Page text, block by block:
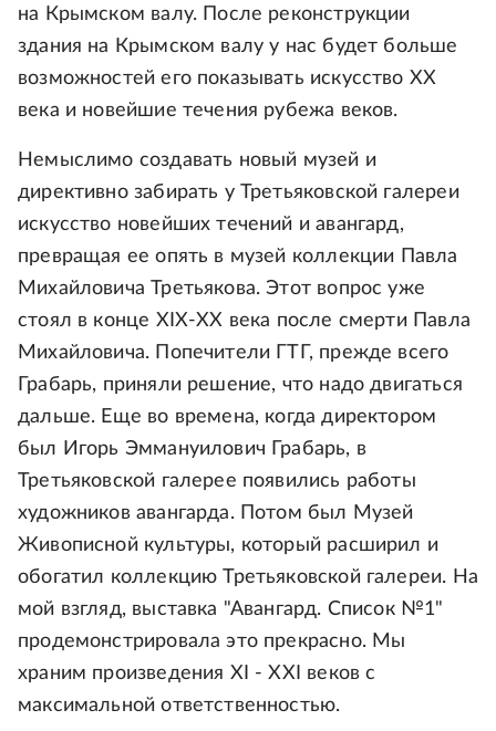
на Крымском валу. После реконструкции
здания на Крымском валу у нас будет больше
возможностей его показывать искусство ХХ
века и новейшие течения рубежа веков.
Немыслимо создавать новый музей и
директивно забирать у Третьяковской галереи
искусство новейших течений и авангард,
превращая ее опять в музей коллекции Павла
Михайловича Третьякова. Этот вопрос уже
стоял в конце XIX-XX века после смерти Павла
Михайловича. Попечители ГТГ, прежде всего
Грабарь, приняли решение, что надо двигаться
дальше. Еще во времена, когда директором
был Игорь Эммануилович Грабарь, в
Третьяковской галерее появились работы
художников авангарда. Потом был Музей
Живописной культуры, который расширил и
обогатил коллекцию Третьяковской галереи. На
мой взгляд, выставка "Авангард. Список №1"
продемонстрировала это прекрасно. Мы
храним произведения XI - XXI веков с
максимальной ответственностью.